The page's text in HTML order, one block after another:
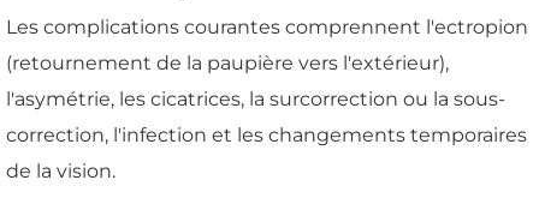
Les complications courantes comprennent l'ectropion
(retournement de la paupière vers l'extérieur),
l'asymétrie, les cicatrices, la surcorrection ou la sous-
correction, l'infection et les changements temporaires
de la vision.